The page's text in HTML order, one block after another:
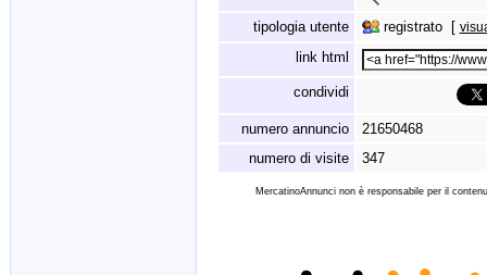
tipologia utente registrato [
link html
condividi
numero annuncio
21650468
numero di visite
347
MercatinoAnnunci non è responsabile per il